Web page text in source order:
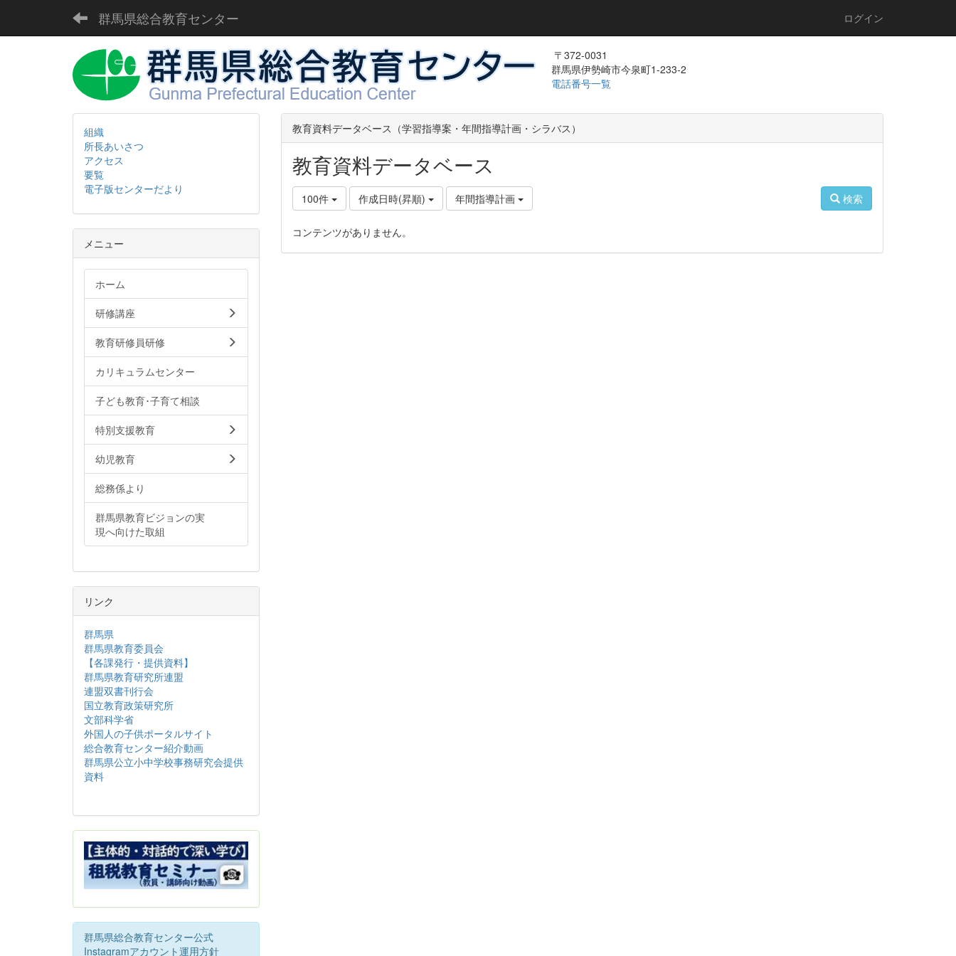
群馬県総合教育センター ログイン
〒372-0031
群馬県伊勢崎市今泉町1-233-2
電話番号一覧
教育資料データベース（学習指導案・年間指導計画・シラバス）
教育資料データベース
100件 作成日時(昇順) 年間指導計画 検索
コンテンツがありません。
組織
所長あいさつ
アクセス
要覧
電子版センターだより
メニュー
ホーム
研修講座
教育研修員研修
カリキュラムセンター
子ども教育･子育て相談
特別支援教育
幼児教育
総務係より
群馬県教育ビジョンの実
現へ向けた取組
リンク
群馬県
群馬県教育委員会
【各課発行・提供資料】
群馬県教育研究所連盟
連盟双書刊行会
国立教育政策研究所
文部科学省
外国人の子供ポータルサイト
総合教育センター紹介動画
群馬県公立小中学校事務研究会提供
資料
群馬県総合教育センター公式
Instagramアカウント運用方針